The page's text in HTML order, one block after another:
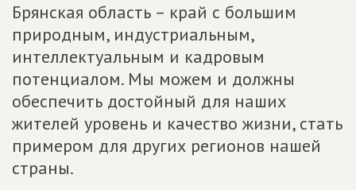
Брянская область – край с большим
природным, индустриальным,
интеллектуальным и кадровым
потенциалом. Мы можем и должны
обеспечить достойный для наших
жителей уровень и качество жизни, стать
примером для других регионов нашей
страны.